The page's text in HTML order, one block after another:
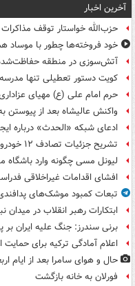
آخرین اخبار
حزب‌الله خواستار توقف
خود فروخته‌ها چطور با موساد
آتش‌سوزی در منطقه حفاظت‌شده
کویت دستور تعطیلی تنها مدرسه
حرم امام علی (ع) مهیای
واکنش عالیشاه بعد از پیوستن
ادعای شبکه «الحدث» درباره
تشریح جزئیات تصادف ۱۲ خودرو با ۱۹ مصدوم
لیونل مسی چگونه وارد باشگاه
افشای اقدامات غیراخلاقی
تبعات کمبود موشک‌های
ابتکارات رهبر انقلاب در میدان
برنی سندرز: جنگ علیه ایران بر
اعلام آمادگی ترکیه برای حمایت
حال و هوای سامرا بعد از ایام
فورلان به خانه بازگشت